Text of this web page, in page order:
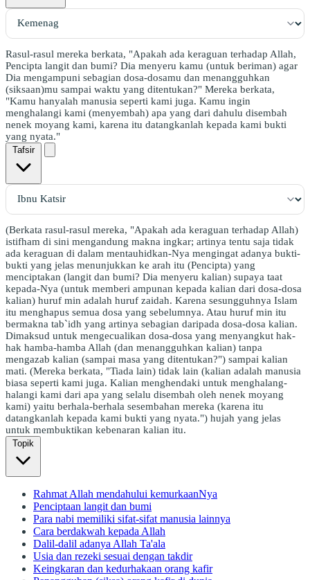
Rasul-rasul mereka berkata, "Apakah ada keraguan terhadap Allah,
Pencipta langit dan bumi? Dia menyeru kamu (untuk beriman) agar
Dia mengampuni sebagian dosa-dosamu dan menangguhkan
(siksaan)mu sampai waktu yang ditentukan?" Mereka berkata,
"Kamu hanyalah manusia seperti kami juga. Kamu ingin
menghalangi kami (menyembah) apa yang dari dahulu disembah
nenek moyang kami, karena itu datangkanlah kepada kami bukti
yang nyata."
Tafsir
(Berkata rasul-rasul mereka, "Apakah ada keraguan terhadap Allah)
istifham di sini mengandung makna ingkar; artinya tentu saja tidak
ada keraguan di dalam mentauhidkan-Nya mengingat adanya bukti-
bukti yang jelas menunjukkan ke arah itu (Pencipta) yang
menciptakan (langit dan bumi? Dia menyeru kalian) supaya taat
kepada-Nya (untuk memberi ampunan kepada kalian dari dosa-dosa
kalian) huruf min adalah huruf zaidah. Karena sesungguhnya Islam
itu menghapus semua dosa yang sebelumnya. Atau huruf min itu
bermakna tab`idh yang artinya sebagian daripada dosa-dosa kalian.
Dimaksud untuk mengecualikan dosa-dosa yang menyangkut hak-
hak hamba-hamba Allah (dan menangguhkan kalian) tanpa
mengazab kalian (sampai masa yang ditentukan?") sampai kalian
mati. (Mereka berkata, "Tiada lain) tidak lain (kalian adalah manusia
biasa seperti kami juga. Kalian menghendaki untuk menghalang-
halangi kami dari apa yang selalu disembah oleh nenek moyang
kami) yaitu berhala-berhala sesembahan mereka (karena itu
datangkanlah kepada kami bukti yang nyata.") hujah yang jelas
untuk membuktikan kebenaran kalian itu.
Topik
Rahmat Allah mendahului kemurkaanNya
Penciptaan langit dan bumi
Para nabi memiliki sifat-sifat manusia lainnya
Cara berdakwah kepada Allah
Dalil-dalil adanya Allah Ta'ala
Usia dan rezeki sesuai dengan takdir
Keingkaran dan kedurhakaan orang kafir